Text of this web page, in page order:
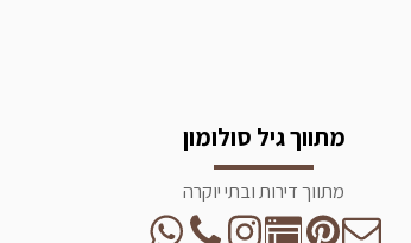
מתווך גיל סולומון
מתווך דירות ובתי יוקרה